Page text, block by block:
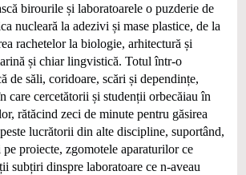
birourile și laboratoarele o puzderie de
nucleară la adezivi și mase plastice, de la
rachetelor la biologie, arhitectură și
și chiar lingvistică. Totul într-o
de săli, coridoare, scări și dependințe,
care cercetătorii și studenții orbecăiau în
rătăcind zeci de minute pentru găsirea
lucrătorii din alte discipline, suportând,
proiecte, zgomotele aparaturilor ce
subțiri dinspre laboratoare ce n-aveau